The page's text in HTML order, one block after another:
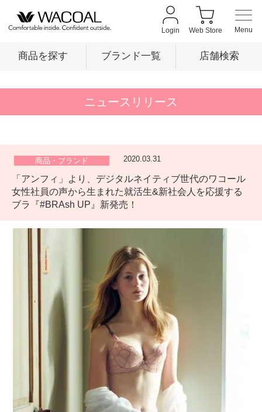
Login Web Store
商品を探す ブランド一覧 店舗検索
店舗検索
新着情報
重要なお知らせ
お知らせ
ワコールウェブストア
公式アプリ
ニュースリリース
商品・ブランド 2020.03.31
「アンフィ」より、デジタルネイティブ世代のワコール
女性社員の声から生まれた就活生&新社会人を応援する
ブラ『#BRAsh UP』新発売！